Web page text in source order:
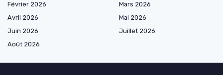
Février 2026
Mars 2026
Avril 2026
Mai 2026
Juin 2026
Juillet 2026
Août 2026